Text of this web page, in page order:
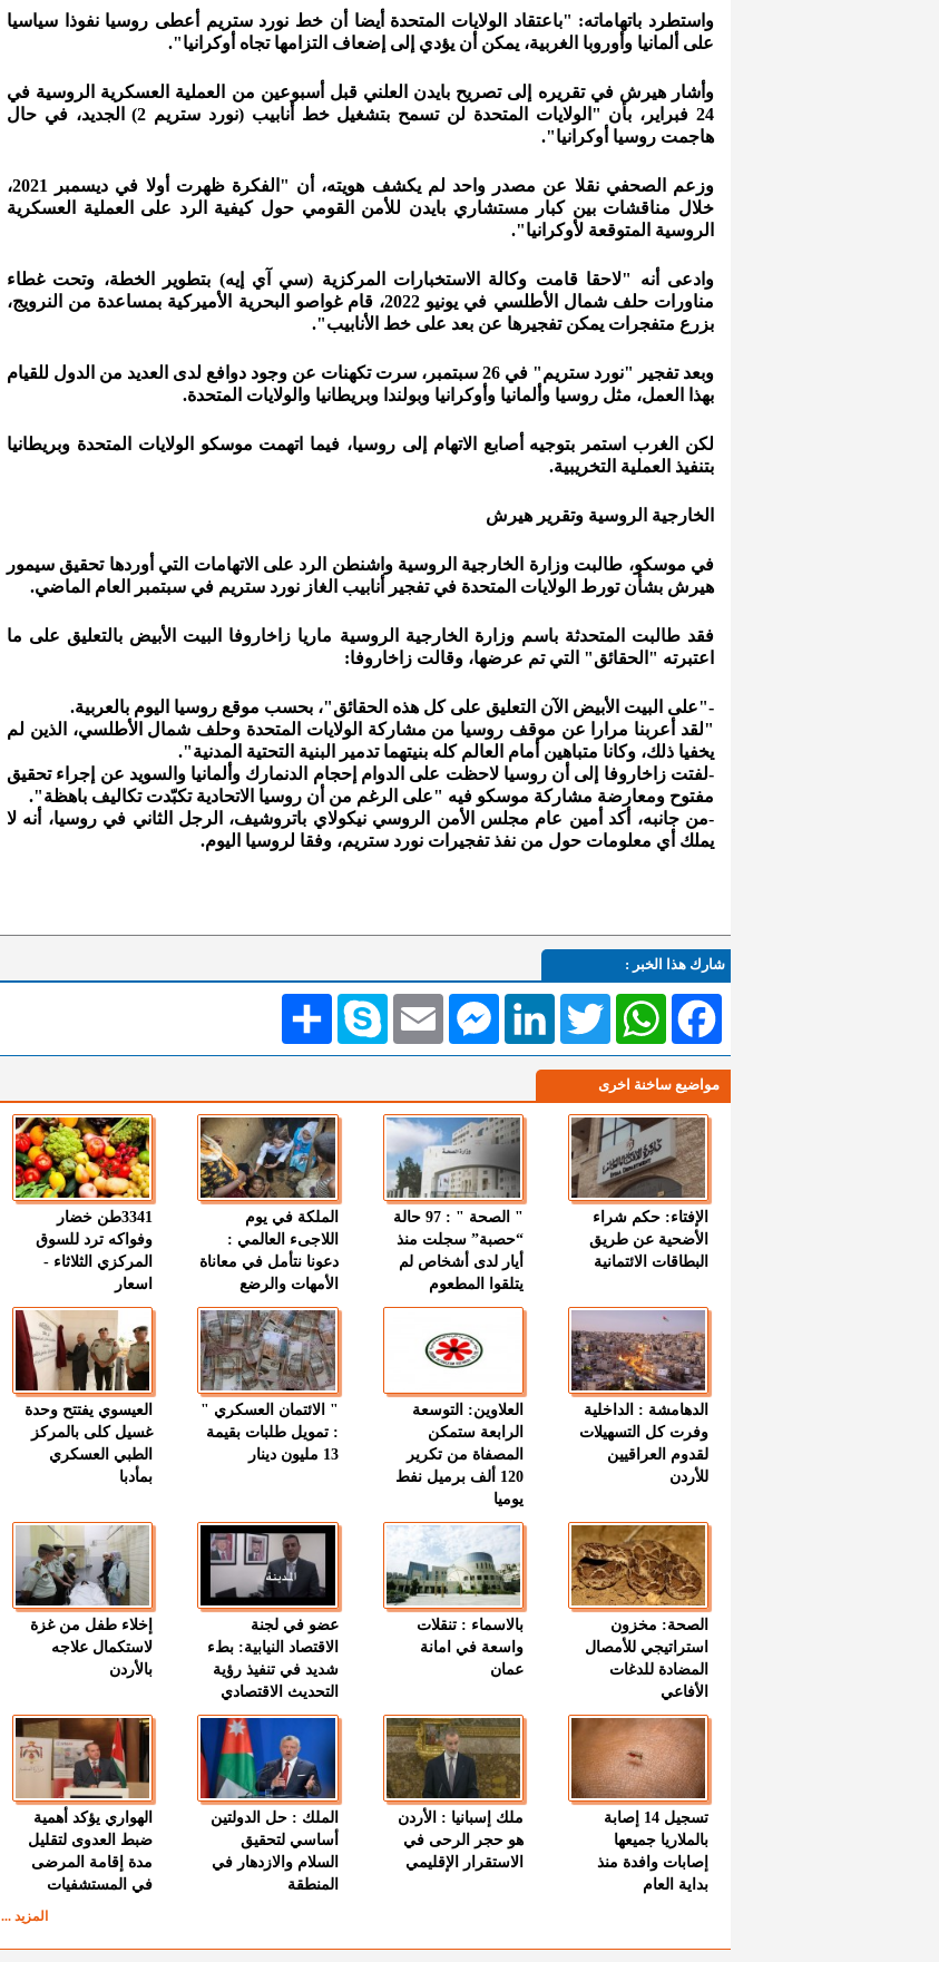
واستطرد باتهاماته: "باعتقاد الولايات المتحدة أيضا أن خط نورد ستريم أعطى روسيا نفوذا سياسيا
على ألمانيا وأوروبا الغربية، يمكن أن يؤدي إلى إضعاف التزامها تجاه أوكرانيا".
وأشار هيرش في تقريره إلى تصريح بايدن العلني قبل أسبوعين من العملية العسكرية الروسية في
24 فبراير، بأن "الولايات المتحدة لن تسمح بتشغيل خط أنابيب (نورد ستريم 2) الجديد، في حال
هاجمت روسيا أوكرانيا".
وزعم الصحفي نقلا عن مصدر واحد لم يكشف هويته، أن "الفكرة ظهرت أولا في ديسمبر 2021،
خلال مناقشات بين كبار مستشاري بايدن للأمن القومي حول كيفية الرد على العملية العسكرية
الروسية المتوقعة لأوكرانيا".
وادعى أنه "لاحقا قامت وكالة الاستخبارات المركزية (سي آي إيه) بتطوير الخطة، وتحت غطاء
مناورات حلف شمال الأطلسي في يونيو 2022، قام غواصو البحرية الأميركية بمساعدة من النرويج،
بزرع متفجرات يمكن تفجيرها عن بعد على خط الأنابيب".
وبعد تفجير "نورد ستريم" في 26 سبتمبر، سرت تكهنات عن وجود دوافع لدى العديد من الدول للقيام
بهذا العمل، مثل روسيا وألمانيا وأوكرانيا وبولندا وبريطانيا والولايات المتحدة.
لكن الغرب استمر بتوجيه أصابع الاتهام إلى روسيا، فيما اتهمت موسكو الولايات المتحدة وبريطانيا
بتنفيذ العملية التخريبية.
الخارجية الروسية وتقرير هيرش
في موسكو، طالبت وزارة الخارجية الروسية واشنطن الرد على الاتهامات التي أوردها تحقيق سيمور
هيرش بشأن تورط الولايات المتحدة في تفجير أنابيب الغاز نورد ستريم في سبتمبر العام الماضي.
فقد طالبت المتحدثة باسم وزارة الخارجية الروسية ماريا زاخاروفا البيت الأبيض بالتعليق على ما
اعتبرته "الحقائق" التي تم عرضها، وقالت زاخاروفا:
-"على البيت الأبيض الآن التعليق على كل هذه الحقائق"، بحسب موقع روسيا اليوم بالعربية.
"لقد أعربنا مرارا عن موقف روسيا من مشاركة الولايات المتحدة وحلف شمال الأطلسي، الذين لم
يخفيا ذلك، وكانا متباهين أمام العالم كله بنيتهما تدمير البنية التحتية المدنية".
-لفتت زاخاروفا إلى أن روسيا لاحظت على الدوام إحجام الدنمارك وألمانيا والسويد عن إجراء تحقيق
مفتوح ومعارضة مشاركة موسكو فيه "على الرغم من أن روسيا الاتحادية تكبّدت تكاليف باهظة".
-من جانبه، أكد أمين عام مجلس الأمن الروسي نيكولاي باتروشيف، الرجل الثاني في روسيا، أنه لا
يملك أي معلومات حول من نفذ تفجيرات نورد ستريم، وفقا لروسيا اليوم.
شارك هذا الخبر :
انشر Skype EmailMessengerLinkedIn TwitterWhatsAppFacebook
مواضيع ساخنة اخرى
الإفتاء: حكم شراء
الأضحية عن طريق
البطاقات الائتمانية
" الصحة " : 97 حالة
“حصبة” سجلت منذ
أيار لدى أشخاص لم
يتلقوا المطعوم
الملكة في يوم
اللاجىء العالمي :
دعونا نتأمل في معاناة
الأمهات والرضع
3341طن خضار
وفواكه ترد للسوق
المركزي الثلاثاء -
اسعار
الدهامشة : الداخلية
وفرت كل التسهيلات
لقدوم العراقيين
للأردن
العلاوين: التوسعة
الرابعة ستمكن
المصفاة من تكرير
120 ألف برميل نفط
يوميا
" الائتمان العسكري "
: تمويل طلبات بقيمة
13 مليون دينار
العيسوي يفتتح وحدة
غسيل كلى بالمركز
الطبي العسكري
بمأدبا
الصحة: مخزون
استراتيجي للأمصال
المضادة للدغات
الأفاعي
بالاسماء : تنقلات
واسعة في امانة
عمان
عضو في لجنة
الاقتصاد النيابية: بطء
شديد في تنفيذ رؤية
التحديث الاقتصادي
إخلاء طفل من غزة
لاستكمال علاجه
بالأردن
تسجيل 14 إصابة
بالملاريا جميعها
إصابات وافدة منذ
بداية العام
ملك إسبانيا : الأردن
هو حجر الرحى في
الاستقرار الإقليمي
الملك : حل الدولتين
أساسي لتحقيق
السلام والازدهار في
المنطقة
الهواري يؤكد أهمية
ضبط العدوى لتقليل
مدة إقامة المرضى
في المستشفيات
المزيد ...